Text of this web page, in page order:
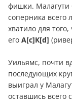
фишки. Малагути
соперника всего
хватило для
его А[c]К[d]
Уильямс, почти
последующих
выиграл у
оставшись всего